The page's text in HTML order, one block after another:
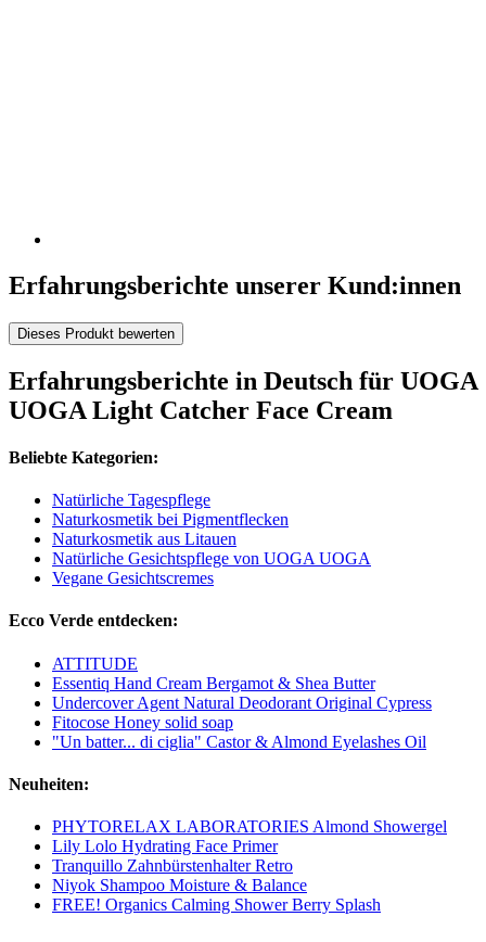
Erfahrungsberichte unserer Kund:innen
Dieses Produkt bewerten
Erfahrungsberichte in Deutsch für UOGA
UOGA Light Catcher Face Cream
Beliebte Kategorien:
Natürliche Tagespflege
Naturkosmetik bei Pigmentflecken
Naturkosmetik aus Litauen
Natürliche Gesichtspflege von UOGA UOGA
Vegane Gesichtscremes
Ecco Verde entdecken:
ATTITUDE
Essentiq Hand Cream Bergamot & Shea Butter
Undercover Agent Natural Deodorant Original Cypress
Fitocose Honey solid soap
"Un batter... di ciglia" Castor & Almond Eyelashes Oil
Neuheiten:
PHYTORELAX LABORATORIES Almond Showergel
Lily Lolo Hydrating Face Primer
Tranquillo Zahnbürstenhalter Retro
Niyok Shampoo Moisture & Balance
FREE! Organics Calming Shower Berry Splash